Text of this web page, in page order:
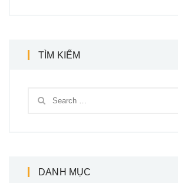
TÌM KIẾM
DANH MỤC